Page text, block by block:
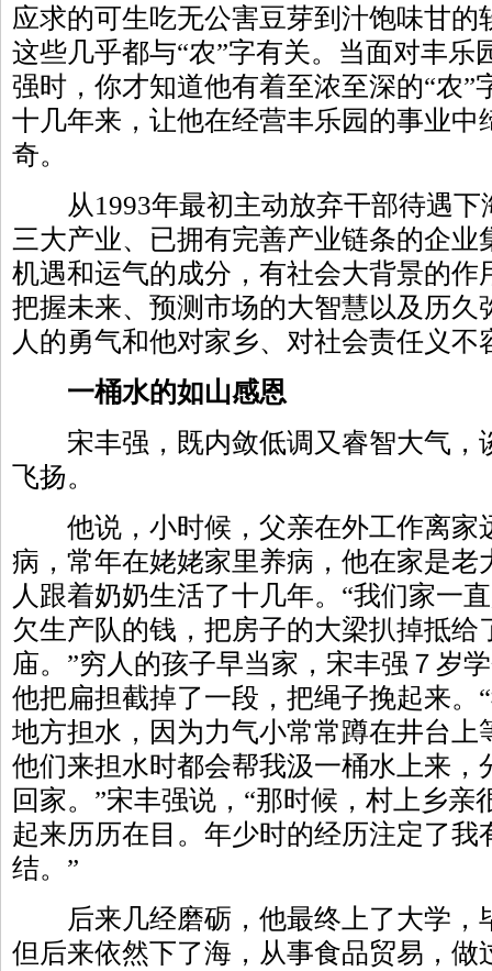
应求的可生吃无公害豆芽到汁饱味甘
这些几乎都与“农”字有关。当面对丰乐
强时，你才知道他有着至浓至深的“农”
十几年来，让他在经营丰乐园的事业中
奇。
从1993年最初主动放弃干部待遇下
三大产业、已拥有完善产业链条的企
机遇和运气的成分，有社会大背景的作
把握未来、预测市场的大智慧以及历久
人的勇气和他对家乡、对社会责任义不
一桶水的如山感恩
宋丰强，既内敛低调又睿智大气，
飞扬。
他说，小时候，父亲在外工作离家
病，常年在姥姥家里养病，他在家是老
人跟着奶奶生活了十几年。“我们家一
欠生产队的钱，把房子的大梁扒掉抵给
庙。”穷人的孩子早当家，宋丰强７岁
他把扁担截掉了一段，把绳子挽起来。
地方担水，因为力气小常常蹲在井台上
他们来担水时都会帮我汲一桶水上来，
回家。”宋丰强说，“那时候，村上乡
起来历历在目。年少时的经历注定了我
结。”
后来几经磨砺，他最终上了大学，
但后来依然下了海，从事食品贸易，做